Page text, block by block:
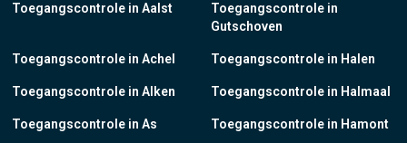
Toegangscontrole in Aalst
Toegangscontrole in Achel
Toegangscontrole in Alken
Toegangscontrole in As
Toegangscontrole in
Gutschoven
Toegangscontrole in Halen
Toegangscontrole in Halmaal
Toegangscontrole in Hamont